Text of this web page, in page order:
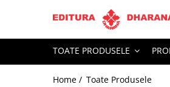
Toate Produsele
CARTI EDITURA DHARANA
OFERTE LA PACHET
TOATE PRODUSELE
Home / Toate Produsele